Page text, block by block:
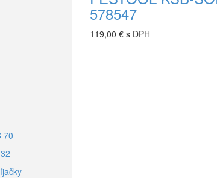
70
578547
119,00 € s DPH